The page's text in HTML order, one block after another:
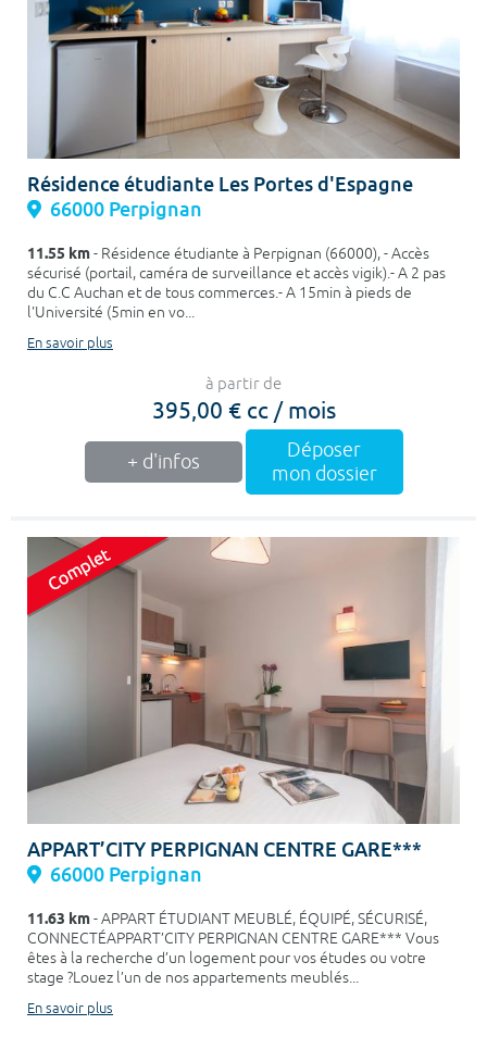
Résidence étudiante Les Portes d'Espagne
66000 Perpignan
11.55 km- Résidence étudiante à Perpignan (66000), - Accès
sécurisé (portail, caméra de surveillance et accès vigik).- A 2 pas
du C.C Auchan et de tous commerces.- A 15min à pieds de
l'Université (5min en vo...
En savoir plus
à partir de
395,00 € cc / mois
+ d'infos
Déposer
mon dossier
APPART’CITY PERPIGNAN CENTRE GARE***
66000 Perpignan
11.63 km- APPART ÉTUDIANT MEUBLÉ, ÉQUIPÉ, SÉCURISÉ,
CONNECTÉAPPART’CITY PERPIGNAN CENTRE GARE*** Vous
êtes à la recherche d’un logement pour vos études ou votre
stage ?Louez l’un de nos appartements meublés...
En savoir plus